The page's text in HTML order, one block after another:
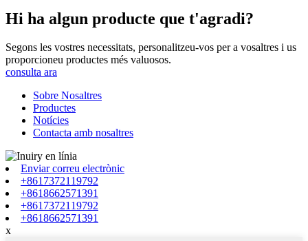
Hi ha algun producte que t'agradi?
Segons les vostres necessitats, personalitzeu-vos per a vosaltres i us
proporcioneu productes més valuosos.
consulta ara
Sobre Nosaltres
Productes
Notícies
Contacta amb nosaltres
Enviar correu electrònic
+8617372119792
+8618662571391
+8617372119792
+8618662571391
x